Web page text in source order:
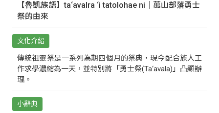
【魯凱族語】ta‘avalra ‘i tatolohae ni｜萬山部落勇士
祭的由來
文化介紹
傳統祖靈祭是一系列為期四個月的祭典，現今配合族人工
作求學濃縮為一天，並特別將「勇士祭(Ta‘avala)」凸顯辦
理。
小辭典